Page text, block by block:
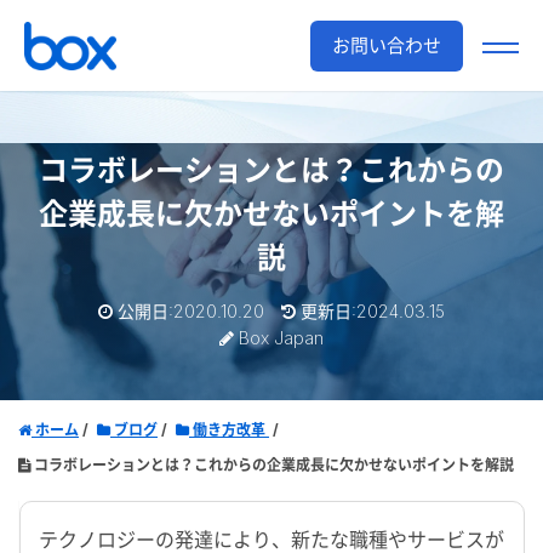
お問い合わせ
コラボレーションとは？これからの
企業成長に欠かせないポイントを解
説
公開日:2020.10.20
更新日:2024.03.15
Box Japan
ホーム ブログ
働き方改革
コラボレーションとは？これからの企業成長に欠かせないポイントを解説
テクノロジーの発達により、新たな職種やサービスが